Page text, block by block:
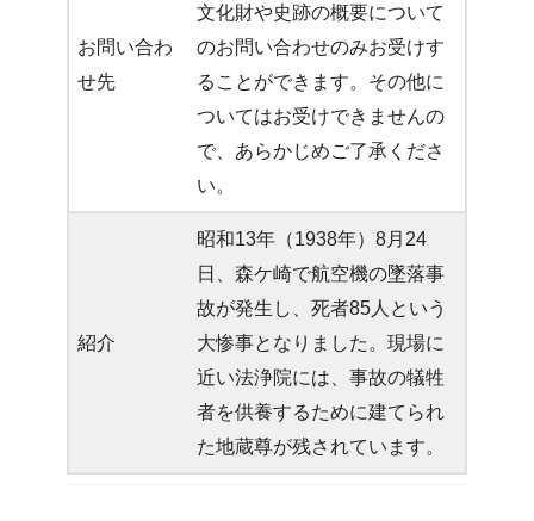
お問い合わ
せ先
文化財や史跡の概要について
のお問い合わせのみお受けす
ることができます。その他に
ついてはお受けできませんの
で、あらかじめご了承くださ
い。
紹介
昭和13年（1938年）8月24
日、森ケ崎で航空機の墜落事
故が発生し、死者85人という
大惨事となりました。現場に
近い法浄院には、事故の犠牲
者を供養するために建てられ
た地蔵尊が残されています。